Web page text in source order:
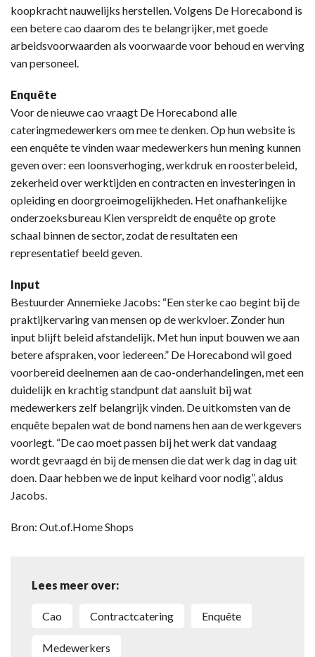
koopkracht nauwelijks herstellen. Volgens De Horecabond is
een betere cao daarom des te belangrijker, met goede
arbeidsvoorwaarden als voorwaarde voor behoud en werving
van personeel.
Enquête
Voor de nieuwe cao vraagt De Horecabond alle
cateringmedewerkers om mee te denken. Op hun website is
een enquête te vinden waar medewerkers hun mening kunnen
geven over: een loonsverhoging, werkdruk en roosterbeleid,
zekerheid over werktijden en contracten en investeringen in
opleiding en doorgroeimogelijkheden. Het onafhankelijke
onderzoeksbureau Kien verspreidt de enquête op grote
schaal binnen de sector, zodat de resultaten een
representatief beeld geven.
Input
Bestuurder Annemieke Jacobs: “Een sterke cao begint bij de
praktijkervaring van mensen op de werkvloer. Zonder hun
input blijft beleid afstandelijk. Met hun input bouwen we aan
betere afspraken, voor iedereen.” De Horecabond wil goed
voorbereid deelnemen aan de cao-onderhandelingen, met een
duidelijk en krachtig standpunt dat aansluit bij wat
medewerkers zelf belangrijk vinden. De uitkomsten van de
enquête bepalen wat de bond namens hen aan de werkgevers
voorlegt. “De cao moet passen bij het werk dat vandaag
wordt gevraagd én bij de mensen die dat werk dag in dag uit
doen. Daar hebben we de input keihard voor nodig”, aldus
Jacobs.
Bron: Out.of.Home Shops
Lees meer over:
Cao Contractcatering Enquête
Medewerkers